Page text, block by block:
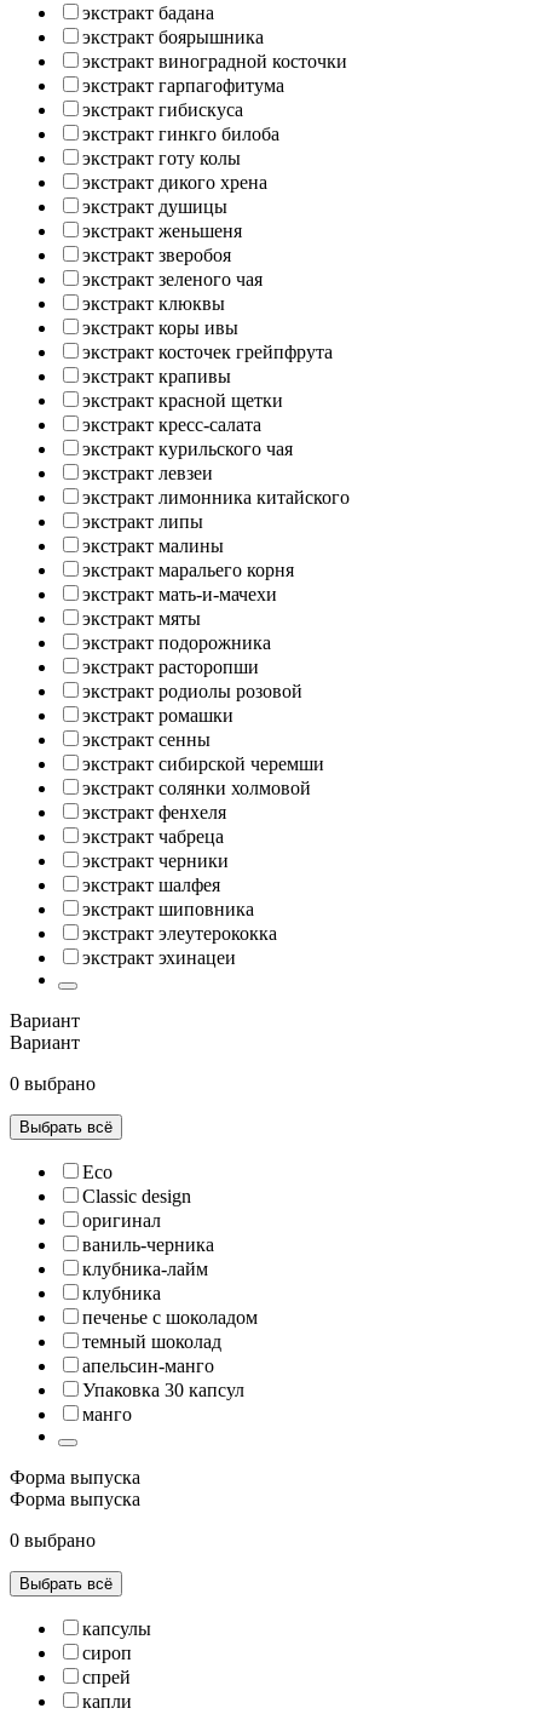
экстракт бадана
экстракт боярышника
экстракт виноградной косточки
экстракт гарпагофитума
экстракт гибискуса
экстракт гинкго билоба
экстракт готу колы
экстракт дикого хрена
экстракт душицы
экстракт женьшеня
экстракт зверобоя
экстракт зеленого чая
экстракт клюквы
экстракт коры ивы
экстракт косточек грейпфрута
экстракт крапивы
экстракт красной щетки
экстракт кресс-салата
экстракт курильского чая
экстракт левзеи
экстракт лимонника китайского
экстракт липы
экстракт малины
экстракт маральего корня
экстракт мать-и-мачехи
экстракт мяты
экстракт подорожника
экстракт расторопши
экстракт родиолы розовой
экстракт ромашки
экстракт сенны
экстракт сибирской черемши
экстракт солянки холмовой
экстракт фенхеля
экстракт чабреца
экстракт черники
экстракт шалфея
экстракт шиповника
экстракт элеутерококка
экстракт эхинацеи
Вариант
Вариант
0 выбрано
Выбрать всё
Eco
Classic design
оригинал
ваниль-черника
клубника-лайм
клубника
печенье с шоколадом
темный шоколад
апельсин-манго
Упаковка 30 капсул
манго
Форма выпуска
Форма выпуска
0 выбрано
Выбрать всё
капсулы
сироп
спрей
капли